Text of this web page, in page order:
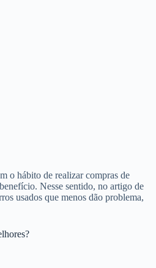
o hábito de realizar compras de
Nesse sentido, no artigo de
usados que menos dão problema,